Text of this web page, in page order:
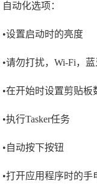
自动化选项：
•设置启动时的亮度
•请勿打扰，Wi-Fi，
•在开始时设置剪贴板
•执行Tasker任务
•自动按下按钮
•打开应用程序时的手